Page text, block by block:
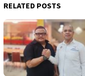
RELATED POSTS